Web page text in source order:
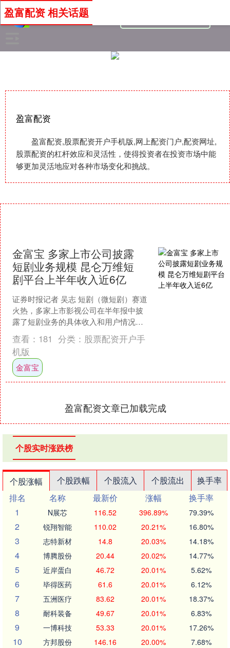
盈富配资
盈富配资,股票配资开户手机版,网上配资门户,配资网址,
股票配资的杠杆效应和灵活性，使得投资者在投资市场中能
够更加灵活地应对各种市场变化和挑战。
盈富配资 相关话题
金富宝 多家上市公司披露
短剧业务规模 昆仑万维短
剧平台上半年收入近6亿
证券时报记者 吴志 短剧（微短剧）赛道
火热，多家上市影视公司在半年报中披
露了短剧业务的具体收入和用户情况。
昆仑万维披露，上半年公司实现营业收
入37.33亿元，....
查看： 181 分类： 股票配资开户手
机版
金富宝
盈富配资文章已加载完成
个股实时涨跌榜
个股涨幅 个股跌幅 个股流入 个股流出
换手率
排名
名称 最新价 涨幅
换手率
1
N展芯 116.52 396.89% 79.39%
2 锐翔智能 110.02 20.21% 16.80%
3 志特新材 14.8 20.03% 14.18%
4 博腾股份 20.44 20.02% 14.77%
5 近岸蛋白 46.72 20.01% 5.62%
6 毕得医药 61.6 20.01% 6.12%
7 五洲医疗 83.62 20.01% 18.37%
8 耐科装备 49.67 20.01% 6.83%
9 一博科技 53.33 20.01% 17.26%
10 方邦股份 146.16 20.00% 7.68%